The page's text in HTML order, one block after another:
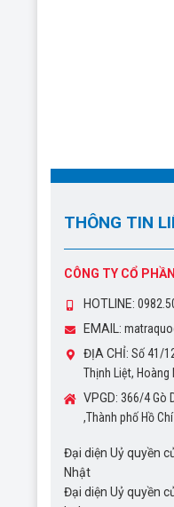
THÔNG TIN
CÔNG TY CỔ
HOTLINE:
EMAIL:
ĐỊA CHỈ: Số 41/
Thịnh Liệt, Hoàng
VPGD: 366/4 Gò
,Thành phố Hồ
Đại diện Uỷ quyền
Nhật
Đại diện Uỷ quyền